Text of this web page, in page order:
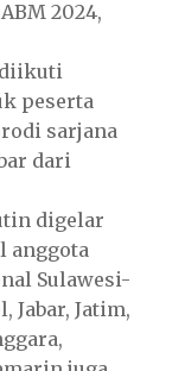
2024,
peserta
sarjana
dari
digelar
anggota
Sulawesi-
Jabar, Jatim,